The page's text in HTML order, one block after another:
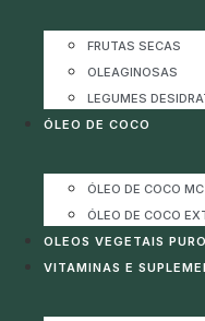
FRUTAS SECAS
OLEAGINOSAS
LEGUMES
ÓLEO DE COCO
ÓLEO DE COCO
ÓLEO DE COCO
OLEOS VEGETAIS
VITAMINAS E